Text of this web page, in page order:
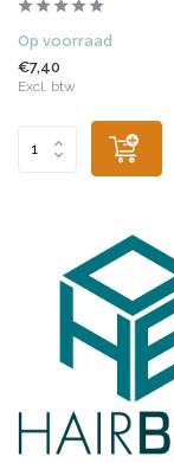
Op voorraad
€7,40
Excl. btw